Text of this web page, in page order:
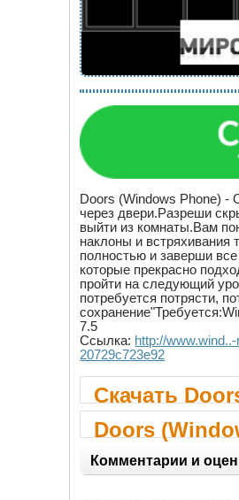
Doors (Windows Phone) -
через двери.Разреши
выйти из комнаты.Вам
наклоны и
полностью и заверши
которые прекрасно
пройти на следующий
потребуется потрясти,
7.5
Ссылка: http://
20729c723e92
Скачать
Doors
Комментарии и